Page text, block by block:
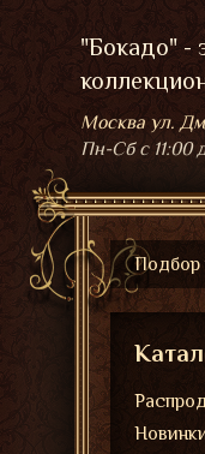
"Бокадо" -
Москва ул.
Пн-Сбс 11:00
Подбор